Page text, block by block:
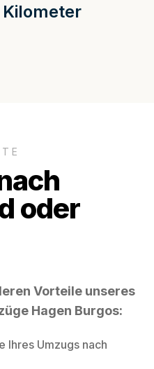
oder
Vorteile unseres
Hagen Burgos:
Ihres Umzugs nach